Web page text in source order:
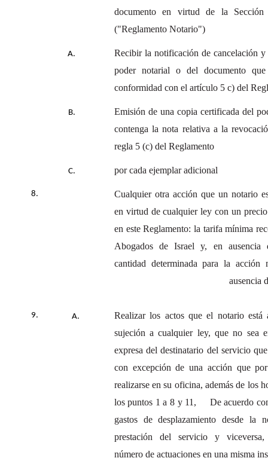
documento en virtud de la
("Reglamento Notario")
Recibir la notificación de cancelación
poder notarial o del documento
conformidad con el artículo 5 c) del
Emisión de una copia certificada del
contenga la nota relativa a la
regla 5 (c) del Reglamento
por cada ejemplar adicional
Cualquier otra acción que un notario
en virtud de cualquier ley con un
en este Reglamento: la tarifa mínima
Abogados de Israel y, en ausencia
cantidad determinada para la
ausencia
Realizar los actos que el notario está
sujeción a cualquier ley, que no sea
expresa del destinatario del servicio
con excepción de una acción que
realizarse en su oficina, además de los
los puntos 1 a 8 y 11, De acuerdo
gastos de desplazamiento desde la
prestación del servicio y viceversa,
número de actuaciones en una misma